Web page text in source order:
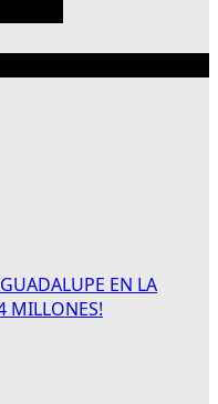
EN LA
MILLONES!